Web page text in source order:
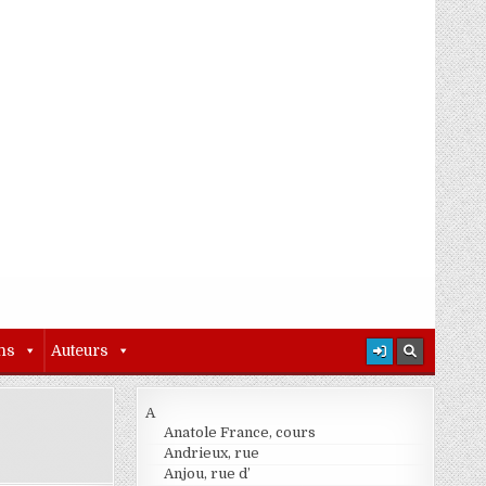
Auteurs
A
Anatole France, cours
Andrieux, rue
Anjou, rue d’